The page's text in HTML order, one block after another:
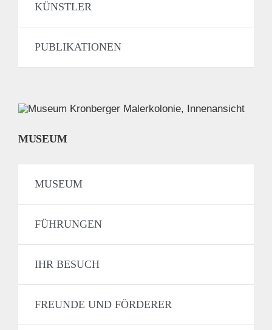
KÜNSTLER
PUBLIKATIONEN
MUSEUM
MUSEUM
FÜHRUNGEN
IHR BESUCH
FREUNDE UND FÖRDERER